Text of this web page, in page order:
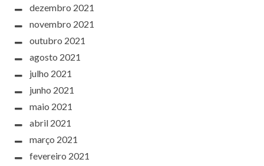
dezembro 2021
novembro 2021
outubro 2021
agosto 2021
julho 2021
junho 2021
maio 2021
abril 2021
março 2021
fevereiro 2021